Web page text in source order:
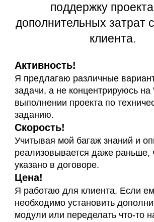
поддержку
дополнительных затрат
клиента.
Активность!
Я предлагаю различные
задачи, а не концентрируюсь на
выполнении проекта по
заданию.
Скорость!
Учитывая мой багаж знаний и
реализовывается даже
указано в договоре.
Цена!
Я работаю для клиента. Если
необходимо установить
модули или переделать что-то